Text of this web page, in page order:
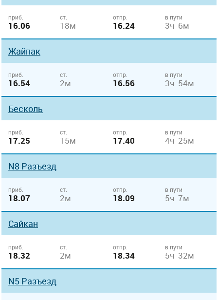
приб.
16.06
ст.
18м
отпр.
16.24
в пути
3ч 6м
Жайпак
приб.
16.54
ст.
2м
отпр.
16.56
в пути
3ч 54м
Бесколь
приб.
17.25
ст.
15м
отпр.
17.40
в пути
4ч 25м
N8 Разъезд
приб.
18.07
ст.
2м
отпр.
18.09
в пути
5ч 7м
Сайкан
приб.
18.32
ст.
2м
отпр.
18.34
в пути
5ч 32м
N5 Разъезд